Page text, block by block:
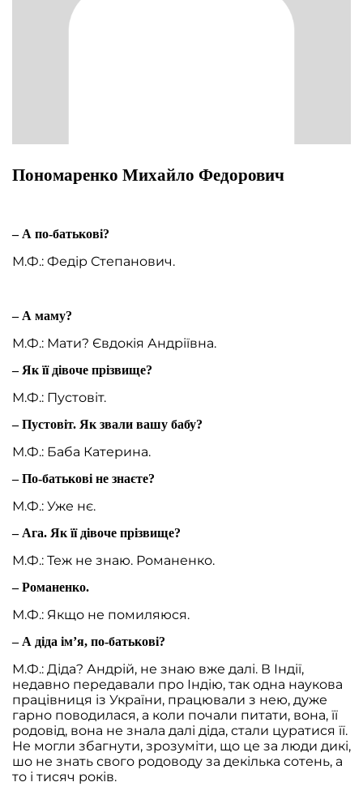
Пономаренко Михайло Федорович
– А по-батькові?
М.Ф.: Федір Степанович.
– А маму?
М.Ф.: Мати? Євдокія Андріївна.
– Як її дівоче прізвище?
М.Ф.: Пустовіт.
– Пустовіт. Як звали вашу бабу?
М.Ф.: Баба Катерина.
– По-батькові не знаєте?
М.Ф.: Уже нє.
– Ага. Як її дівоче прізвище?
М.Ф.: Теж не знаю. Романенко.
– Романенко.
М.Ф.: Якщо не помиляюся.
– А діда ім’я, по-батькові?
М.Ф.: Діда? Андрій, не знаю вже далі. В Індії,
недавно передавали про Індію, так одна наукова
працівниця із України, працювали з нею, дуже
гарно поводилася, а коли почали питати, вона, її
родовід, вона не знала далі діда, стали цуратися її.
Не могли збагнути, зрозуміти, що це за люди дикі,
шо не знать свого родоводу за декілька сотень, а
то і тисяч років.